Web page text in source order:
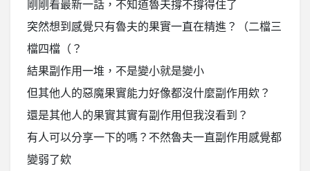
剛剛看最新一話，不知道魯夫撐不撐得住了
突然想到感覺只有魯夫的果實一直在精進？（二檔三
檔四檔（？
結果副作用一堆，不是變小就是變小
但其他人的惡魔果實能力好像都沒什麼副作用欸？
還是其他人的果實其實有副作用但我沒看到？
有人可以分享一下的嗎？不然魯夫一直副作用感覺都
變弱了欸